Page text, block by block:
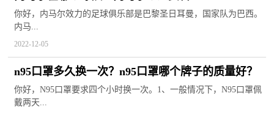
你好，内马尔效力的足球俱乐部是巴黎圣日耳曼，国家队为巴西。
内马...
2022-12-05
n95口罩多久换一次？n95口罩哪个牌子的质量好？
你好，N95口罩要求四个小时换一次。1、一般情况下，N95口罩佩
戴两天...